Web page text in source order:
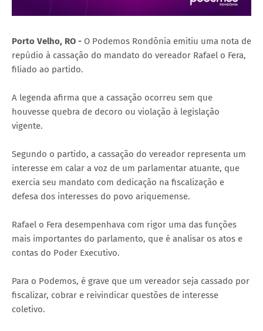
Porto Velho, RO - O Podemos Rondônia emitiu uma nota de
repúdio à cassação do mandato do vereador Rafael o Fera,
filiado ao partido.
A legenda afirma que a cassação ocorreu sem que
houvesse quebra de decoro ou violação à legislação
vigente.
Segundo o partido, a cassação do vereador representa um
interesse em calar a voz de um parlamentar atuante, que
exercia seu mandato com dedicação na fiscalização e
defesa dos interesses do povo ariquemense.
Rafael o Fera desempenhava com rigor uma das funções
mais importantes do parlamento, que é analisar os atos e
contas do Poder Executivo.
Para o Podemos, é grave que um vereador seja cassado por
fiscalizar, cobrar e reivindicar questões de interesse
coletivo.